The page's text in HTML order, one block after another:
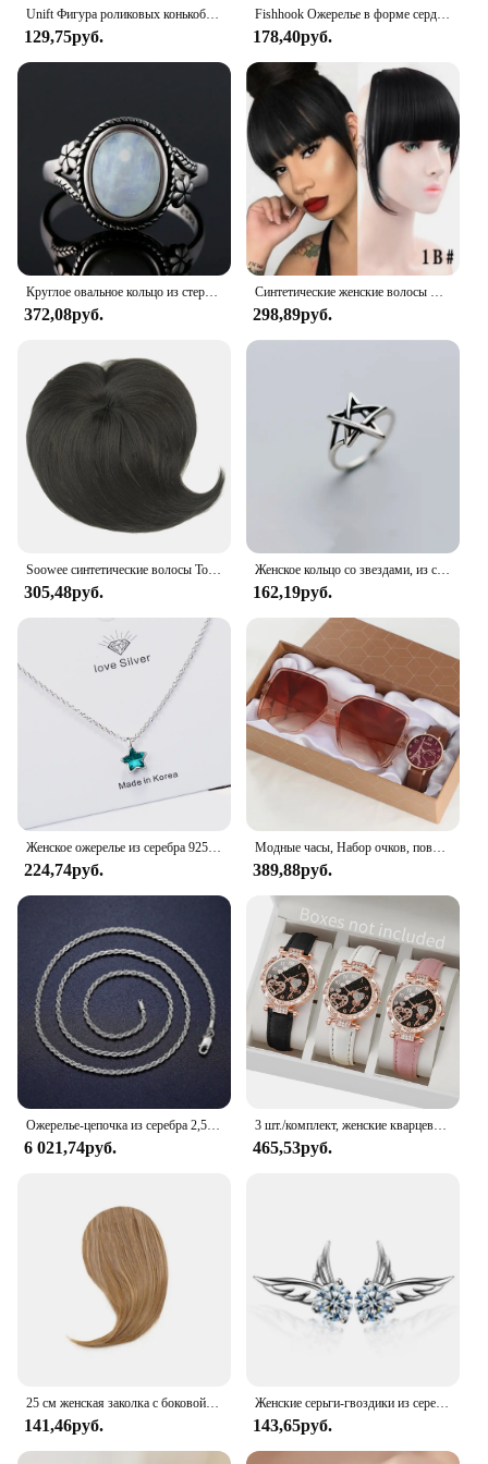
Unift Фигура роликовых конькобежцев девушка кулон ожерелья для женщин танцор кулон нержавеющая сталь модные элегантные спортивные коньки ювелирные изделия
129,75руб.
Fishhook Ожерелье в форме сердца для волейбола, подарок для женщин, мужчин, детей, подвеска для занятий спортом, цепочка золотого цвета из нержавеющей стали, модные ювелирные изделия
178,40руб.
Круглое овальное кольцо из стерлингового серебра 925 пробы с натуральными лунными камнями для женщин, кольца, подарки, винтажные ювелирные изделия
372,08руб.
Синтетические женские волосы LUPU, короткие прямые тупые челки, Натуральные Искусственные накладные волосы, зажимы для волос для черного термостойкого волокна
298,89руб.
305,48руб.
Женское кольцо со звездами, из серебра 925 пробы
162,19руб.
224,74руб.
Модные часы, Набор очков, повседневные часы с кожаным ремешком, Женские Простые солнцезащитные очки, Женские кварцевые наручные часы с циферблатом железной башни, платье C
389,88руб.
6 021,74руб.
3 шт./комплект, женские кварцевые часы с кожаным ремешком
465,53руб.
141,46руб.
Женские серьги-гвоздики из серебра 925 пробы, с цирконом
143,65руб.